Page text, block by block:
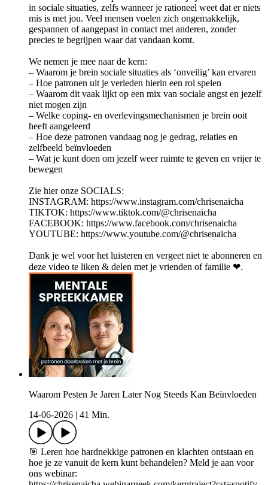
in sociale situaties, zelfs wanneer je rationeel weet dat er niets
mis is met jou. Veel mensen voelen zich ongemakkelijk,
gespannen of aangepast in contact met anderen, zonder
precies te begrijpen waar dat vandaan komt.
We nemen je mee naar de kern:
– Waarom je brein sociale situaties als ‘onveilig’ kan ervaren
– Hoe patronen uit je verleden hierin een rol spelen
– Waarom dit vaak lijkt op een mix van sociale angst en jezelf
niet mogen zijn
– Welke coping- en overlevingsmechanismen je brein ooit
heeft aangeleerd
– Hoe deze patronen vandaag nog je gedrag, relaties en
zelfbeeld beïnvloeden
– Wat je kunt doen om jezelf weer ruimte te geven en vrijer te
bewegen
Zie hier onze SOCIALS:
INSTAGRAM: ⁠⁠⁠https://www.instagram.com/chrisenaicha
⁠⁠TIKTOK: ⁠⁠⁠https://www.tiktok.com/@chrisenaicha⁠⁠⁠
FACEBOOK: ⁠⁠⁠https://www.facebook.com/chrisenaicha⁠⁠
⁠YOUTUBE: ⁠⁠⁠https://www.youtube.com/@chrisenaicha⁠⁠⁠
Dank je wel voor het luisteren en vergeet niet te abonneren en
deze video te liken & delen met je vrienden of familie ❤.
Waarom Pesten Je Jaren Later Nog Steeds Kan Beïnvloeden
14-06-2026
41 Min.
🎯 Leren hoe hardnekkige patronen en klachten ontstaan en
hoe je ze vanuit de kern kunt behandelen? Meld je aan voor
ons webinar: